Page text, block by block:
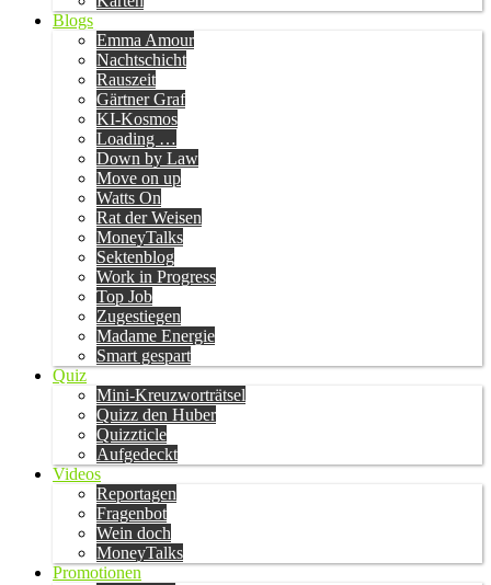
Blogs
Emma Amour
Nachtschicht
Rauszeit
Gärtner Graf
KI-Kosmos
Loading …
Down by Law
Move on up
Watts On
Rat der Weisen
MoneyTalks
Sektenblog
Work in Progress
Top Job
Zugestiegen
Madame Energie
Smart gespart
Quiz
Mini-Kreuzworträtsel
Quizz den Huber
Quizzticle
Aufgedeckt
Videos
Reportagen
Fragenbot
Wein doch
MoneyTalks
Promotionen